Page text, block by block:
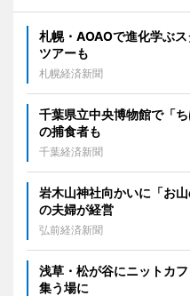
札幌・AOAOで進化学ぶ
ツアーも
札幌経済新聞
千葉県立中央博物館で「
の捕食者も
千葉経済新聞
岩木山神社向かいに「お
の夫婦が経営
弘前経済新聞
浅草・松が谷にニットカ
集う場に